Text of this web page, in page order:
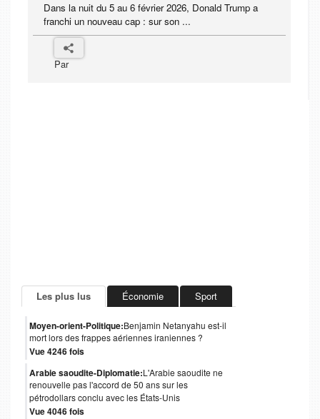
Dans la nuit du 5 au 6 février 2026, Donald Trump a
franchi un nouveau cap : sur son ...
Par
Les plus lus Économie Sport
Moyen-orient-Politique:Benjamin Netanyahu est-il
mort lors des frappes aériennes iraniennes ?
Vue 4246 fois
Arabie saoudite-Diplomatie:L'Arabie saoudite ne
renouvelle pas l'accord de 50 ans sur les
pétrodollars conclu avec les États-Unis
Vue 4046 fois